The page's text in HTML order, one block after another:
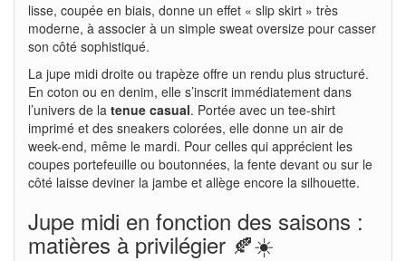
lisse, coupée en biais, donne un effet « slip skirt » très
moderne, à associer à un simple sweat oversize pour casser
son côté sophistiqué.
La jupe midi droite ou trapèze offre un rendu plus structuré.
En coton ou en denim, elle s’inscrit immédiatement dans
l’univers de la tenue casual. Portée avec un tee-shirt
imprimé et des sneakers colorées, elle donne un air de
week-end, même le mardi. Pour celles qui apprécient les
coupes portefeuille ou boutonnées, la fente devant ou sur le
côté laisse deviner la jambe et allège encore la silhouette.
Jupe midi en fonction des saisons :
matières à privilégier 🍂☀️